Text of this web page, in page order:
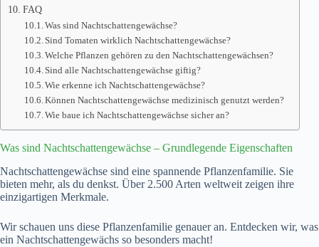
FAQ
Was sind Nachtschattengewächse?
Sind Tomaten wirklich Nachtschattengewächse?
Welche Pflanzen gehören zu den Nachtschattengewächsen?
Sind alle Nachtschattengewächse giftig?
Wie erkenne ich Nachtschattengewächse?
Können Nachtschattengewächse medizinisch genutzt werden?
Wie baue ich Nachtschattengewächse sicher an?
Was sind Nachtschattengewächse – Grundlegende Eigenschaften
Nachtschattengewächse sind eine spannende Pflanzenfamilie. Sie
bieten mehr, als du denkst. Über 2.500 Arten weltweit zeigen ihre
einzigartigen Merkmale.
Wir schauen uns diese Pflanzenfamilie genauer an. Entdecken wir, was
ein Nachtschattengewächs so besonders macht!